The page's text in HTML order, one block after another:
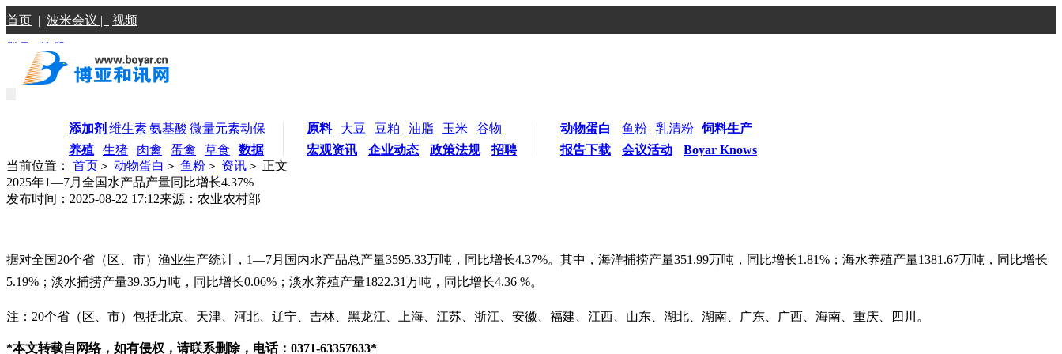
首页 | 波米会议 | 视频
登录 |注册
添加剂 维生素氨基酸 微量元素动保
养殖
生猪 肉禽 蛋禽 草食 数据
原料 大豆 豆粕 油脂 玉米
谷物
宏观资讯
企业动态 政策法规 招聘
动物蛋白 鱼粉 乳清粉 饲料生产
报告下载
会议活动
Boyar Knows
当前位置： 首页 ＞ 动物蛋白 ＞ 鱼粉 ＞ 资讯 ＞ 正文
2025年1—7月全国水产品产量同比增长4.37%
发布时间：2025-08-22 17:12来源：农业农村部
据对全国20个省（区、市）渔业生产统计，1—7月国内水产品总产量3595.33万吨，同比增长4.37%。其中，海洋捕捞产量351.99万吨，同比增长1.81%；海水养殖产量1381.67万吨，同比增长
5.19%；淡水捕捞产量39.35万吨，同比增长0.06%；淡水养殖产量1822.31万吨，同比增长4.36 %。
注：20个省（区、市）包括北京、天津、河北、辽宁、吉林、黑龙江、上海、江苏、浙江、安徽、福建、江西、山东、湖北、湖南、广东、广西、海南、重庆、四川。
*本文转载自网络，如有侵权，请联系删除，电话：0371-63357633*